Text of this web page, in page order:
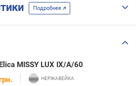
Подробнее
MISSY LUX IX/A/60